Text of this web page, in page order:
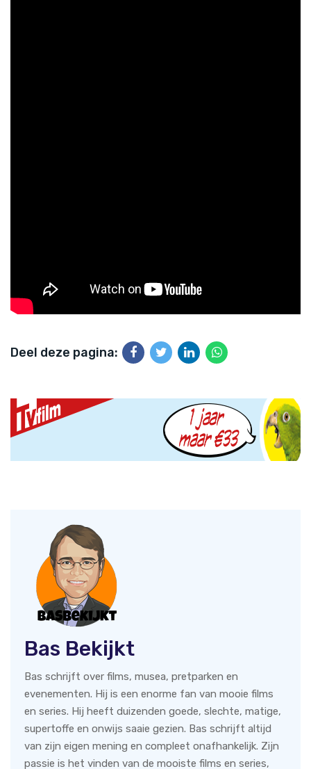
Deel deze pagina:
Bas Bekijkt
Bas schrijft over films, musea, pretparken en
evenementen. Hij is een enorme fan van mooie films
en series. Hij heeft duizenden goede, slechte, matige,
supertoffe en onwijs saaie gezien. Bas schrijft altijd
van zijn eigen mening en compleet onafhankelijk. Zijn
passie is het vinden van de mooiste films en series,